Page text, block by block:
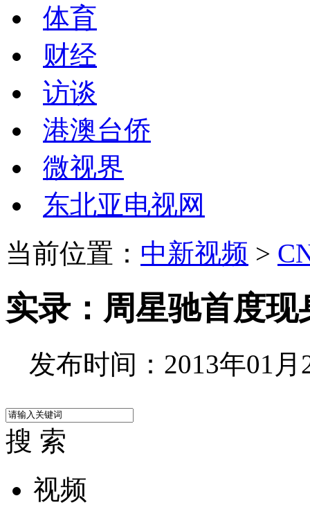
体育
财经
访谈
港澳台侨
微视界
东北亚电视网
当前位置： 中新视频 >
实录：周星驰首度
发布时间：2013年01月
搜 索
视频